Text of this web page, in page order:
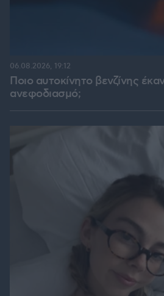
Ποιο αυτοκίνητο βενζίνης
ανεφοδιασμό;
06.08.2026, 19:12